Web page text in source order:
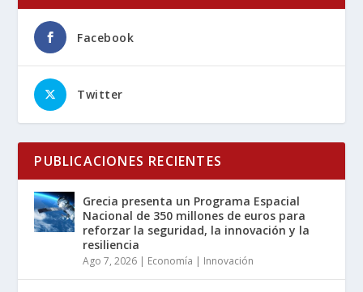
Facebook
Twitter
PUBLICACIONES RECIENTES
Grecia presenta un Programa Espacial
Nacional de 350 millones de euros para
reforzar la seguridad, la innovación y la
resiliencia
Ago 7, 2026 | Economía | Innovación